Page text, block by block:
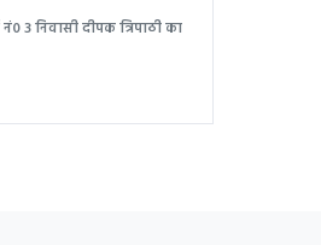
3 निवासी दीपक त्रिपाठी का